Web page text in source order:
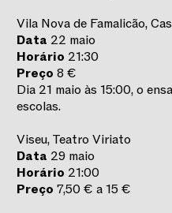
Vila Nova de Famalicão,
Data 22 maio
Horário 21:30
Preço 8 €
Dia 21 maio às 15:00, o
escolas.
Viseu, Teatro Viriato
Data 29 maio
Horário 21:00
Preço 7,50 € a 15 €